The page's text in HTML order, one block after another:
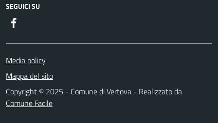
SEGUICI SU
Media policy
Mappa del sito
Copyright © 2025 - Comune di Vertova - Realizzato da
Comune Facile